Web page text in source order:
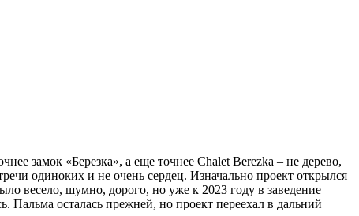
замок «Березка», а еще точнее Chalet Berezka – не дерево,
одиноких и не очень сердец. Изначально проект открылся
весело, шумно, дорого, но уже к 2023 году в заведение
Пальма осталась прежней, но проект переехал в дальний